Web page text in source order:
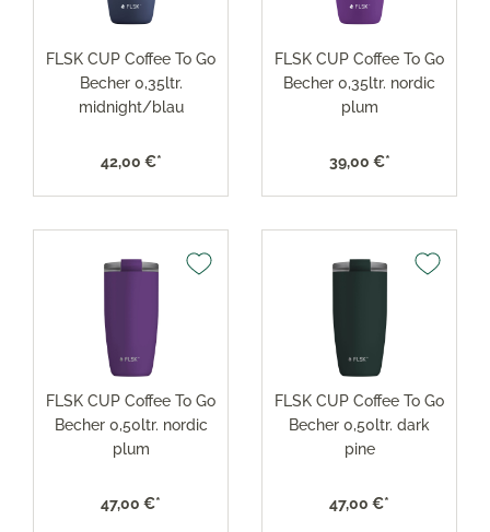
FLSK CUP Coffee To Go
Becher 0,35ltr.
midnight/blau
42,00 €*
FLSK CUP Coffee To Go
Becher 0,35ltr. nordic
plum
39,00 €*
FLSK CUP Coffee To Go
Becher 0,50ltr. nordic
plum
47,00 €*
FLSK CUP Coffee To Go
Becher 0,50ltr. dark
pine
47,00 €*